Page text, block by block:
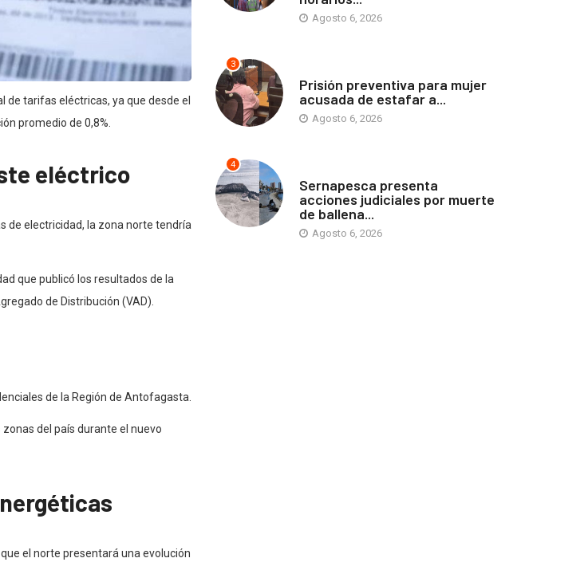
tarifas eléctricas, ya que desde el
promedio de 0,8%.
eléctrico
de electricidad, la zona norte tendría
que publicó los resultados de la
de Distribución (VAD).
de la Región de Antofagasta.
del país durante el nuevo
el norte presentará una evolución
Agosto 6, 2026
3
Prisión preventiva para mujer
acusada de estafar a...
Agosto 6, 2026
4
Sernapesca presenta
acciones judiciales por muerte
de ballena...
Agosto 6, 2026